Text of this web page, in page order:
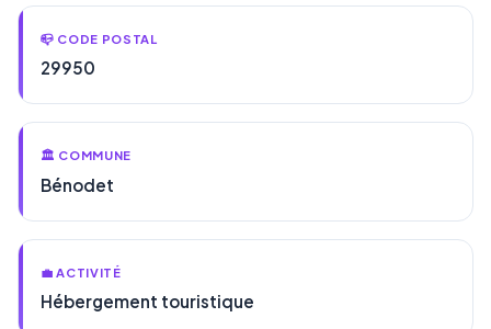
📪 CODE POSTAL
29950
🏛️ COMMUNE
Bénodet
💼 ACTIVITÉ
Hébergement touristique